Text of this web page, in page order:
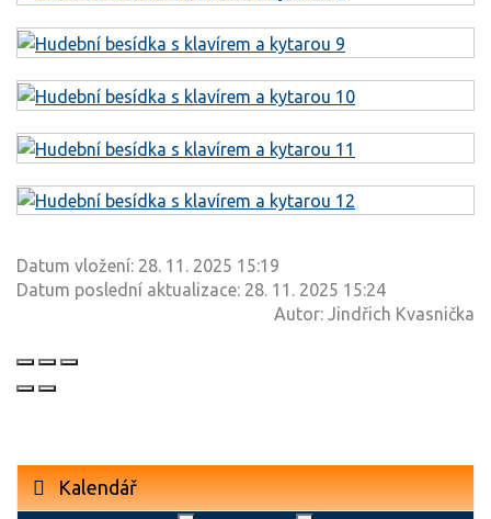
Datum vložení: 28. 11. 2025 15:19
Datum poslední aktualizace: 28. 11. 2025 15:24
Autor: Jindřich Kvasnička
Kalendář